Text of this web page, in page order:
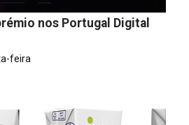
nos Portugal Digital
feira